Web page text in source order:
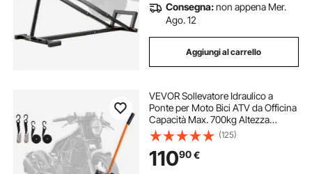
Consegna:non appena Mer.
Ago. 12
Aggiungi al carrello
VEVOR Sollevatore Idraulico a
Ponte per Moto Bici ATV da Officina
Capacità Max. 700kg Altezza
Regolabile 12-38,5cm, Sollevatore
Alzamoto con Ruote Officina
Operazione Idraulica con Perno di
Sicurezza
(125)
11090€